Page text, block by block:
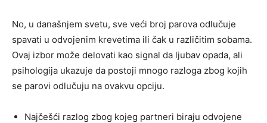
No, u današnjem svetu, sve veći broj parova odlučuje
spavati u odvojenim krevetima ili čak u različitim sobama.
Ovaj izbor može delovati kao signal da ljubav opada, ali
psihologija ukazuje da postoji mnogo razloga zbog kojih
se parovi odlučuju na ovakvu opciju.
Najčešći razlog zbog kojeg partneri biraju odvojene